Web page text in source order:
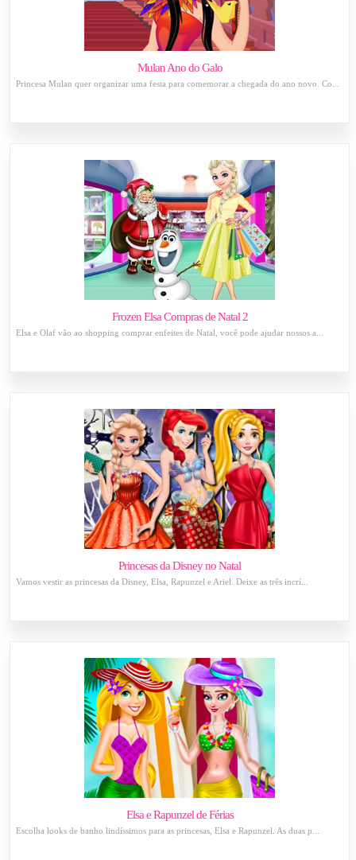
Mulan Ano do Galo
Princesa Mulan quer organizar uma festa para comemorar a chegada do ano novo. Co...
Frozen Elsa Compras de Natal 2
Elsa e Olaf vão ao shopping comprar enfeites de Natal, você pode ajudar nossos a...
Princesas da Disney no Natal
Vamos vestir as princesas da Disney, Elsa, Rapunzel e Ariel. Deixe as três incrí...
Elsa e Rapunzel de Férias
Escolha looks de banho lindíssimos para as princesas, Elsa e Rapunzel. As duas p...